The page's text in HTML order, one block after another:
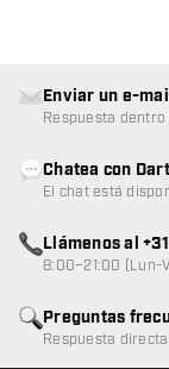
Preguntas
Respuesta directa
Enviar un e-
Respuesta dentro
Chatea con
El chat está
Llámenos al
8:00–21:00 (Lun-